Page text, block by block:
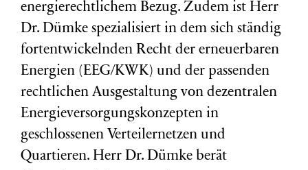
energierechtlichem Bezug. Zudem ist Herr
Dr. Dümke spezialisiert in dem sich ständig
fortentwickelnden Recht der erneuerbaren
Energien (EEG/KWK) und der passenden
rechtlichen Ausgestaltung von dezentralen
Energieversorgungskonzepten in
geschlossenen Verteilernetzen und
Quartieren. Herr Dr. Dümke berät